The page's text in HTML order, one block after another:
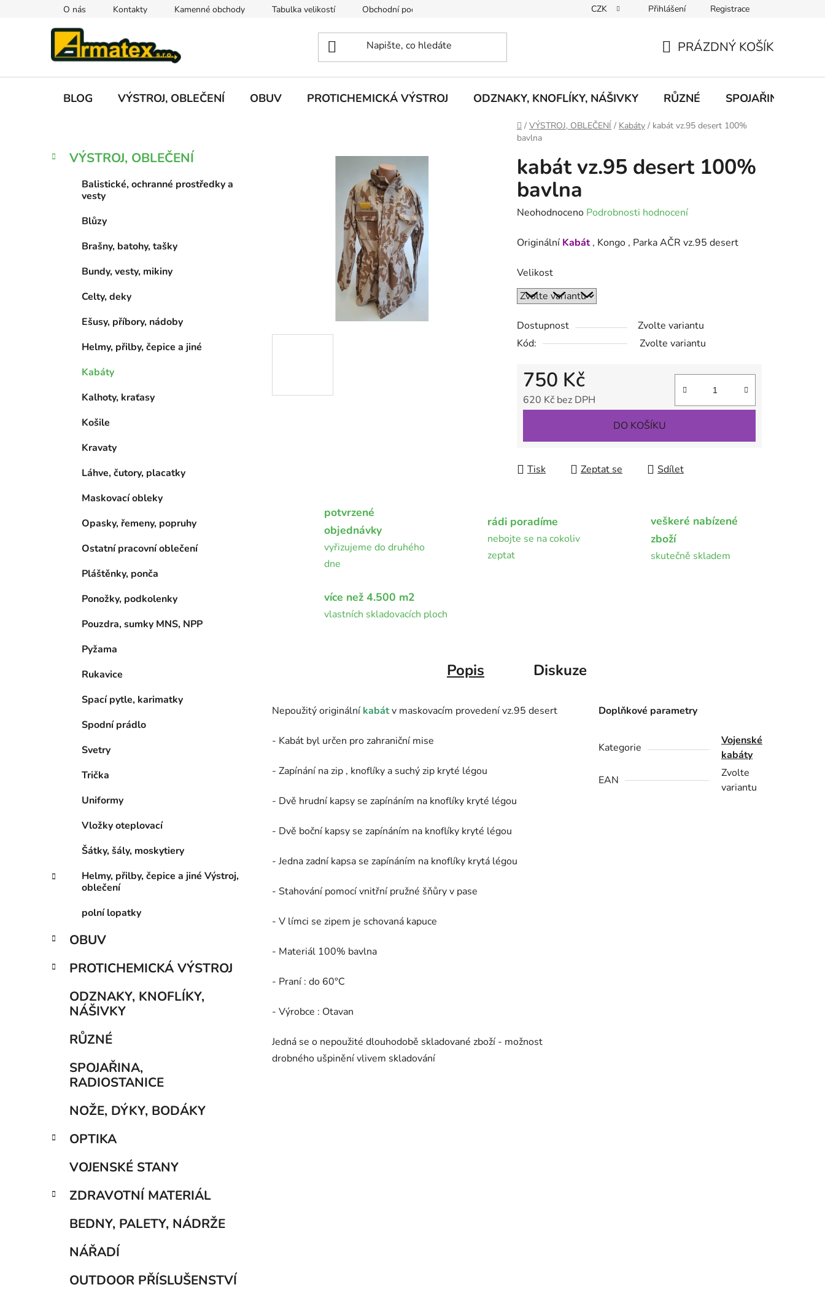
O nás Kontakty Kamenné obchody Tabulka velikostí Obchodní podmínky Podmínky ochrany osobních údajů
CZK Přihlášení Registrace
KOŠÍK
PRÁZDNÝ KOŠÍK
BLOG VÝSTROJ, OBLEČENÍ OBUV PROTICHEMICKÁ VÝSTROJ ODZNAKY, KNOFLÍKY, NÁŠIVKY RŮZNÉ SPOJAŘINA,
Domů
/ VÝSTROJ, OBLEČENÍ / Kabáty / kabát vz.95 desert 100%
bavlna
PPřeskočit
kategorie
K
a
VÝSTROJ, OBLEČENÍ
Balistické, ochranné prostředky a
vesty
Blůzy
Brašny, batohy, tašky
Bundy, vesty, mikiny
Celty, deky
Ešusy, příbory, nádoby
Helmy, přilby, čepice a jiné
Kabáty
Kalhoty, kraťasy
Košile
Kravaty
Láhve, čutory, placatky
Maskovací obleky
Opasky, řemeny, popruhy
Ostatní pracovní oblečení
Pláštěnky, ponča
Ponožky, podkolenky
Pouzdra, sumky MNS, NPP
Pyžama
Rukavice
Spací pytle, karimatky
Spodní prádlo
Svetry
Trička
Uniformy
Vložky oteplovací
Šátky, šály, moskytiery
Helmy, přilby, čepice a jiné Výstroj,
oblečení
polní lopatky
OBUV
PROTICHEMICKÁ VÝSTROJ
ODZNAKY, KNOFLÍKY,
NÁŠIVKY
RŮZNÉ
SPOJAŘINA,
RADIOSTANICE
NOŽE, DÝKY, BODÁKY
OPTIKA
VOJENSKÉ STANY
ZDRAVOTNÍ MATERIÁL
BEDNY, PALETY, NÁDRŽE
NÁŘADÍ
OUTDOOR PŘÍSLUŠENSTVÍ
kabát vz.95 desert 100%
bavlna
Průměrné
produktu
0,0
z
hvězdiček.
Neohodnoceno Podrobnosti hodnocení
Originální Kabát, Kongo , Parka AČR vz.95 desert
Velikost
Dostupnost
Zvolte variantu
Kód:
Zvolte variantu
750 Kč
620 Kč bez DPH
DO KOŠÍKU
Tisk Zeptat se Sdílet
potvrzené
objednávky
vyřizujeme do druhého
dne
rádi poradíme
nebojte se na cokoliv
zeptat
veškeré nabízené
zboží
skutečně skladem
více než 4.500 m2
vlastních skladovacích ploch
Popis Diskuze
Nepoužitý originální kabátv maskovacím provedení vz.95 desert
- Kabát byl určen pro zahraniční mise
- Zapínání na zip , knoflíky a suchý zip kryté légou
- Dvě hrudní kapsy se zapínáním na knoflíky kryté légou
- Dvě boční kapsy se zapínáním na knoflíky kryté légou
- Jedna zadní kapsa se zapínáním na knoflíky krytá légou
- Stahování pomocí vnitřní pružné šňůry v pase
- V límci se zipem je schovaná kapuce
- Materiál 100% bavlna
- Praní : do 60°C
- Výrobce : Otavan
Jedná se o nepoužité dlouhodobě skladované zboží - možnost
drobného ušpinění vlivem skladování
Doplňkové parametry
Kategorie
Vojenské
kabáty
EAN
Zvolte
variantu